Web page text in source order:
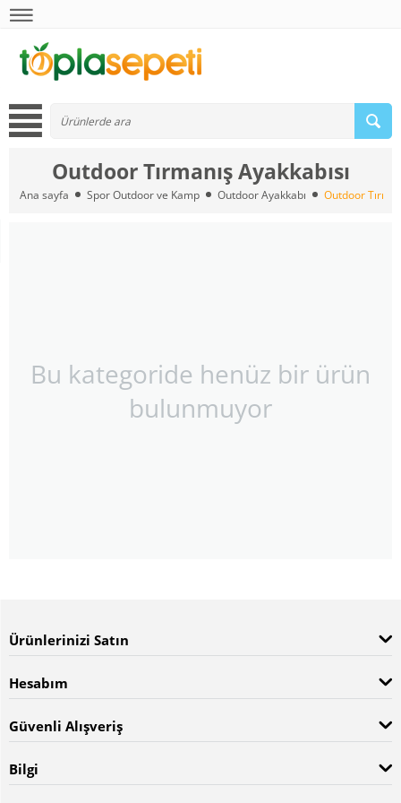
Outdoor Tırmanış Ayakkabısı
Ana sayfa Spor Outdoor ve Kamp Outdoor Ayakkabı Outdoor
Bu kategoride henüz bir ürün
bulunmuyor
Ürünlerinizi Satın
Hesabım
Güvenli Alışveriş
Bilgi